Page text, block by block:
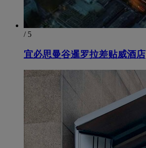
/ 5
宜必思曼谷暹罗拉差贴威酒店